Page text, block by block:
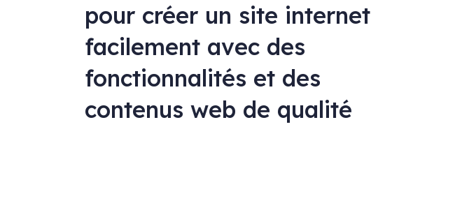
pour créer un site internet
facilement avec des
fonctionnalités et des
contenus web de qualité